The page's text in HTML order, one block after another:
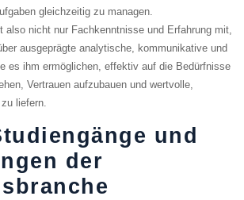
gleichzeitig zu managen.
also nicht nur Fachkenntnisse und Erfahrung mit,
ausgeprägte analytische, kommunikative und
es ihm ermöglichen, effektiv auf die Bedürfnisse
Vertrauen aufzubauen und wertvolle,
liefern.
und
der